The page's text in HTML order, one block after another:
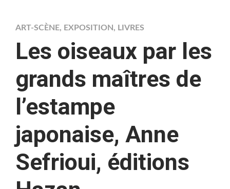
ART-SCÈNE, EXPOSITION , LIVRES
Les oiseaux par les
grands maîtres de
l’estampe
japonaise, Anne
Sefrioui, éditions